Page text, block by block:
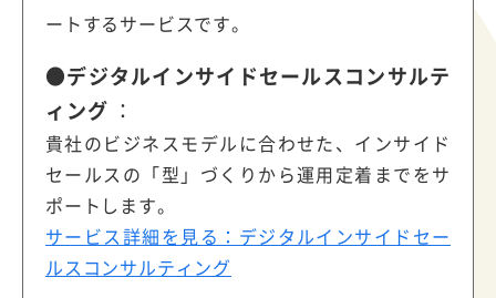
ートするサービスです。
●デジタルインサイドセールスコンサルテ
ィング ：
貴社のビジネスモデルに合わせた、インサイド
セールスの「型」づくりから運用定着までをサ
ポートします。
サービス詳細を見る：デジタルインサイドセー
ルスコンサルティング